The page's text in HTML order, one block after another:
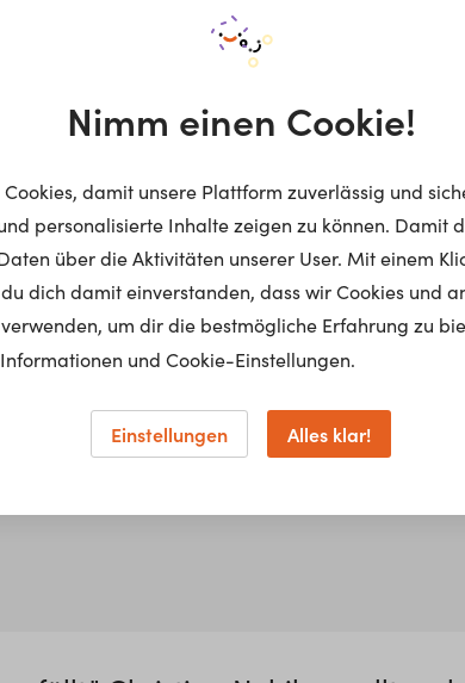
Nimm einen Cookie!
Cookies, damit unsere Plattform zuverlässig und
personalisierte Inhalte zeigen zu können. Damit
über die Aktivitäten unserer User. Mit einem
dich damit einverstanden, dass wir Cookies und
um dir die bestmögliche Erfahrung zu
und Cookie-Einstellungen.
Einstellungen Alles klar!